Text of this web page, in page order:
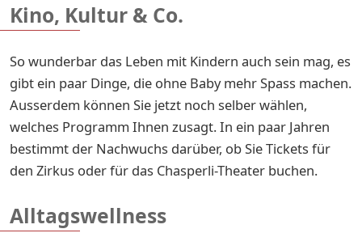
Kino, Kultur & Co.
So wunderbar das Leben mit Kindern auch sein mag, es
gibt ein paar Dinge, die ohne Baby mehr Spass machen.
Ausserdem können Sie jetzt noch selber wählen,
welches Programm Ihnen zusagt. In ein paar Jahren
bestimmt der Nachwuchs darüber, ob Sie Tickets für
den Zirkus oder für das Chasperli-Theater buchen.
Alltagswellness